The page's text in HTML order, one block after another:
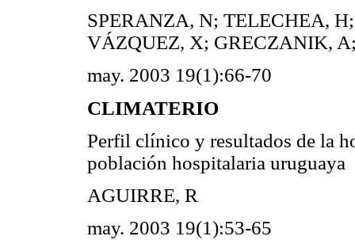
SPERANZA, N; TELECHEA,
VÁZQUEZ, X; GRECZANIK,
may. 2003 19(1):66-70
CLIMATERIO
Perfil clínico y resultados de la
población hospitalaria uruguaya
AGUIRRE, R
may. 2003 19(1):53-65